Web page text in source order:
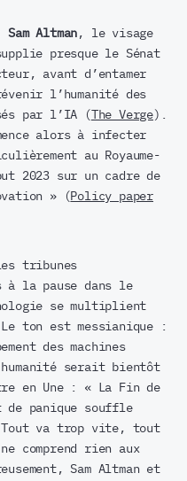
:Sam Altman , le visage
presque le Sénat
avant d’entamer
l’humanité des
par l’IA (The Verge).
alors à infecter
au Royaume-
2023 sur un cadre de
» ( Policy paper
tribunes
à la pause dans le
se multiplient
ton est messianique :
des machines
serait bientôt
en Une : « La Fin de
de panique souffle
va trop vite, tout
comprend rien aux
Sam Altman et